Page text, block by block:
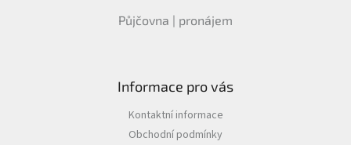
Půjčovna | pronájem
Informace pro vás
Kontaktní informace
Obchodní podmínky